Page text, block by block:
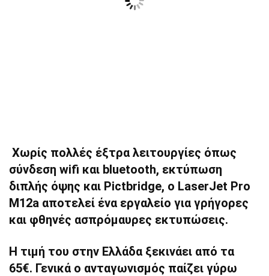
Χωρίς πολλές έξτρα λειτουργίες όπως
σύνδεση wifi και bluetooth, εκτύπωση
διπλής όψης και Pictbridge, o LaserJet Pro
M12a αποτελεί ένα εργαλείο για γρήγορες
και φθηνές ασπρόμαυρες εκτυπώσεις.
Η τιμή του στην Ελλάδα ξεκινάει από τα
65€. Γενικά ο ανταγωνισμός παίζει γύρω